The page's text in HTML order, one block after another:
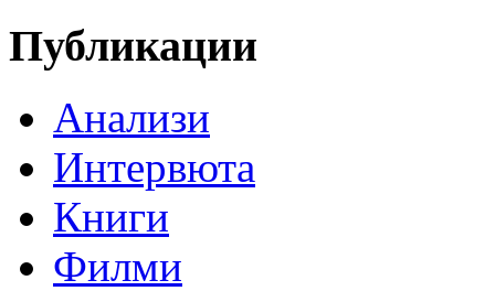
Публикации
Анализи
Интервюта
Книги
Филми